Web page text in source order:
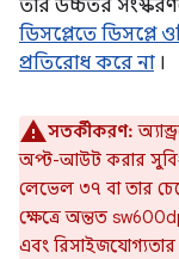
তার উচ্চতর
ডিসপ্লেতে ডিসপ্লে
প্রতিরোধ করে না।
সতর্কীকরণ:
অপ্ট-আউট করার
লেভেল ৩৭ বা তার
ক্ষেত্রে অন্তত
এবং রিসাইজযোগ্যতার